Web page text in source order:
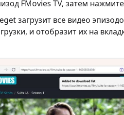
FMovies TV, затем
загрузит все видео
и отобразит их на